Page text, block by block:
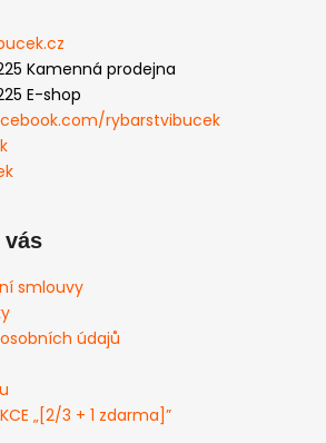
Kamenná prodejna
E-shop
rybarstvibucek
vás
smlouvy
údajů
„[2/3 + 1 zdarma]”